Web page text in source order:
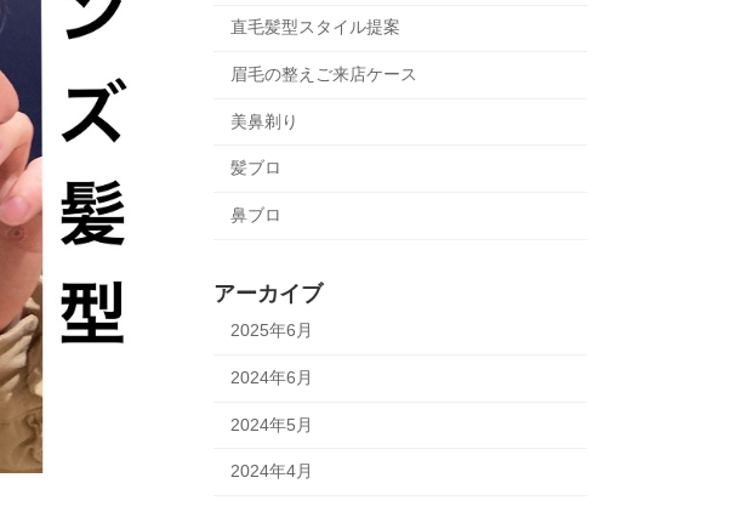
直毛髪型スタイル提案
眉毛の整えご来店ケース
美鼻剃り
髪ブロ
鼻ブロ
アーカイブ
2025年6月
2024年6月
2024年5月
2024年4月